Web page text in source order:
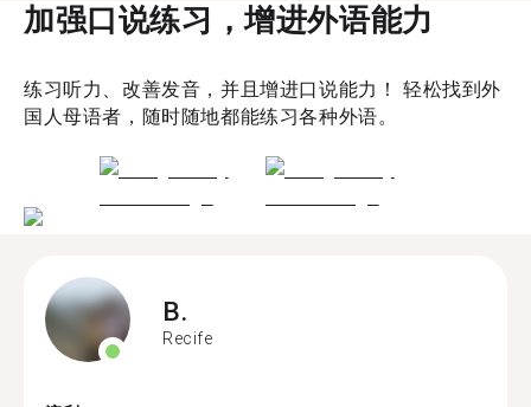
加强口说练习，增进外语能力
练习听力、改善发音，并且增进口说能力！ 轻松找到外
国人母语者，随时随地都能练习各种外语。
B.
Recife